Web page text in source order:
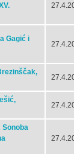
Gagić i
Sonoba